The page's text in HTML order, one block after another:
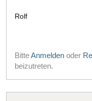
Rolf
BitteAnmelden oder
beizutreten.